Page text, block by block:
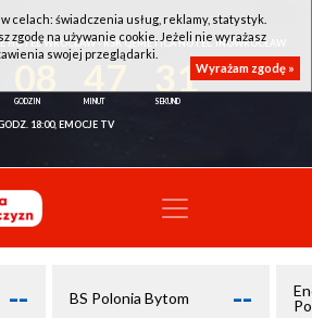
HOTEL WROCŁAW - KSK QEMETICA NOTEĆ INOWROCŁAW
31
18:00, EMOCJE TV
-- BS Polonia Bytom --
celach: świadczenia usług, reklamy, statystyk.
zgodę na używanie cookie. Jeżeli nie wyrażasz
swojej przeglądarki.
Wyrażam zgodę »